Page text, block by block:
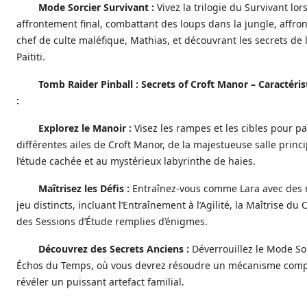
Mode Sorcier Survivant : Vivez la trilogie du Survivant
affrontement final, combattant des loups dans la jungle,
chef de culte maléfique, Mathias, et découvrant les secrets de
Paititi.
Tomb Raider Pinball : Secrets of Croft Manor –
:
Explorez le Manoir : Visez les rampes et les cibles pour
différentes ailes de Croft Manor, de la majestueuse salle
l’étude cachée et au mystérieux labyrinthe de haies.
Maîtrisez les Défis : Entraînez-vous comme Lara avec des
jeu distincts, incluant l’Entraînement à l’Agilité, la Maîtrise du
des Sessions d’Étude remplies d’énigmes.
Découvrez des Secrets Anciens : Déverrouillez le Mode
Échos du Temps, où vous devrez résoudre un mécanisme
révéler un puissant artefact familial.